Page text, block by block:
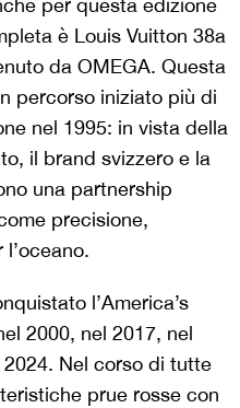
per questa edizione
è Louis Vuitton 38a
da OMEGA. Questa
percorso iniziato più di
nel 1995: in vista della
il brand svizzero e la
una partnership
precisione,
l’America’s
2000, nel 2017, nel
Nel corso di tutte
prue rosse con